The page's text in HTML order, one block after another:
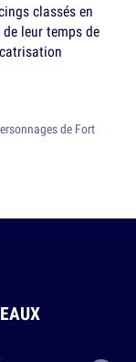
classés en
leur temps de
de Fort